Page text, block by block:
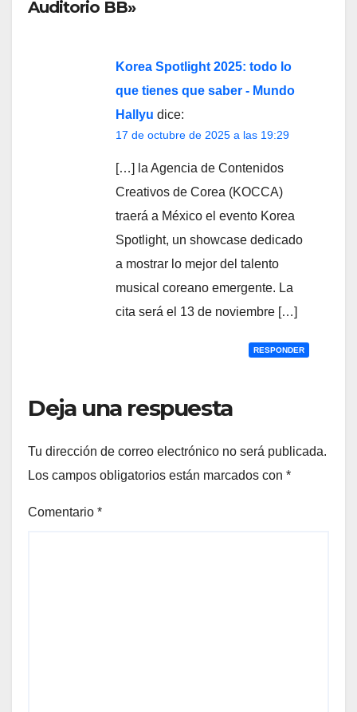
Auditorio BB»
Korea Spotlight 2025: todo lo
que tienes que saber - Mundo
Hallyu dice:
17 de octubre de 2025 a las 19:29
[…] la Agencia de Contenidos
Creativos de Corea (KOCCA)
traerá a México el evento Korea
Spotlight, un showcase dedicado
a mostrar lo mejor del talento
musical coreano emergente. La
cita será el 13 de noviembre […]
RESPONDER
Deja una respuesta
Tu dirección de correo electrónico no será publicada.
Los campos obligatorios están marcados con *
Comentario *